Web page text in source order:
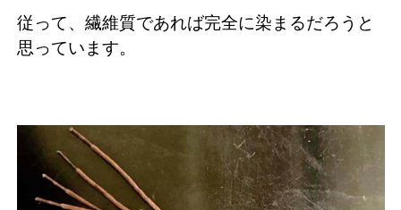
従って、繊維質であれば完全に染まるだろうと
思っています。